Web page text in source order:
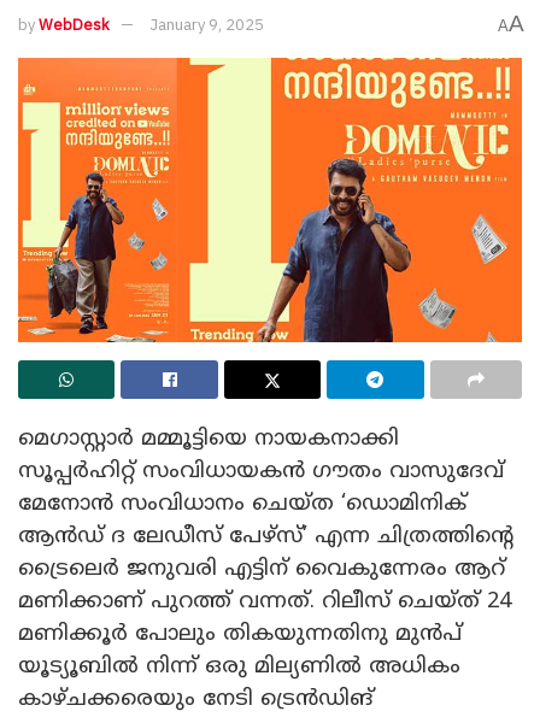
byWebDesk January 9, 2025 AA
മെഗാസ്റ്റാർ മമ്മൂട്ടിയെ നായകനാക്കി
സൂപ്പർഹിറ്റ് സംവിധായകൻ ഗൗതം വാസുദേവ്
മേനോൻ സംവിധാനം ചെയ്ത ‘ഡൊമിനിക്
ആൻഡ് ദ ലേഡീസ് പേഴ്സ്’ എന്ന ചിത്രത്തിന്റെ
ട്രൈലെർ ജനുവരി എട്ടിന് വൈകുന്നേരം ആറ്
മണിക്കാണ് പുറത്ത് വന്നത്. റിലീസ് ചെയ്ത് 24
മണിക്കൂർ പോലും തികയുന്നതിനു മുൻപ്
യൂട്യൂബിൽ നിന്ന് ഒരു മില്യണിൽ അധികം
കാഴ്‌ചക്കരെയും നേടി ട്രെൻഡിങ്